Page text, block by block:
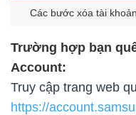
Các bước xóa tài
Trường hợp bạn
Account:
Truy cập trang web
https://